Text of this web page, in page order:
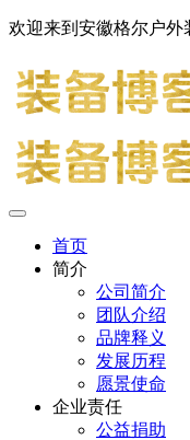
欢迎来到安徽格尔户外
首页
简介
公司简介
团队介绍
品牌释义
发展历程
愿景使命
企业责任
公益捐助